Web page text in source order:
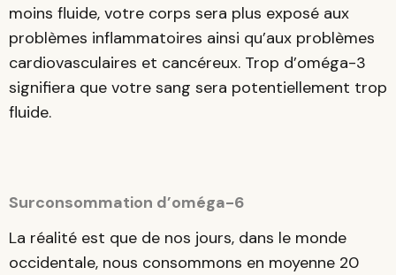
moins fluide, votre corps sera plus exposé aux
problèmes inflammatoires ainsi qu’aux problèmes
cardiovasculaires et cancéreux. Trop d’oméga-3
signifiera que votre sang sera potentiellement trop
fluide.
Surconsommation d’oméga-6
La réalité est que de nos jours, dans le monde
occidentale, nous consommons en moyenne 20